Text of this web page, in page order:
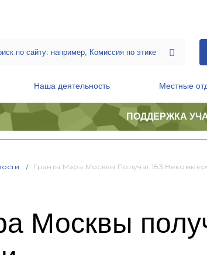
Наша деятельность Местные
ПОДДЕРЖКА
Гранты Мэра Москвы Получат 183
Москвы